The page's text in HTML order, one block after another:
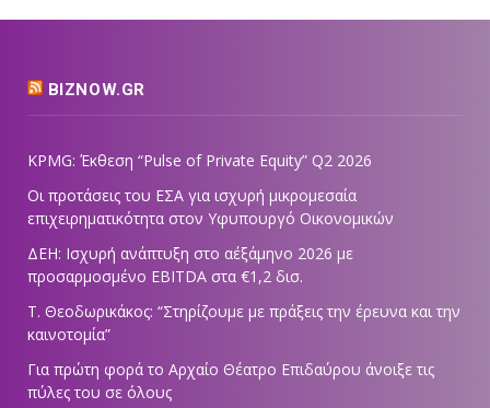
BIZNOW.GR
KPMG: Έκθεση “Pulse of Private Equity” Q2 2026
Οι προτάσεις του ΕΣΑ για ισχυρή μικρομεσαία
επιχειρηματικότητα στον Υφυπουργό Οικονομικών
ΔΕΗ: Ισχυρή ανάπτυξη στο α΄εξάμηνο 2026 με
προσαρμοσμένο EBITDA στα €1,2 δισ.
Τ. Θεοδωρικάκος: “Στηρίζουμε με πράξεις την έρευνα και την
καινοτομία”
Για πρώτη φορά το Αρχαίο Θέατρο Επιδαύρου άνοιξε τις
πύλες του σε όλους